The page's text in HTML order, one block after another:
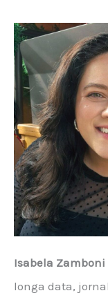
Isabela Zamboni
longa data,